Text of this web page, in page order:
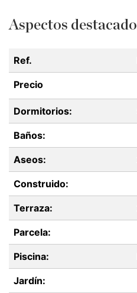
Aspectos
Ref.
Precio
Dormitorios:
Baños:
Aseos:
Construido:
Terraza:
Parcela:
Piscina:
Jardín: